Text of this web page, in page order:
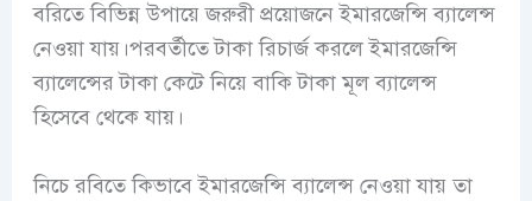
বরিতে বিভিন্ন উপায়ে জরুরী প্রয়োজনে ইমারজেন্সি ব্যালেন্স
নেওয়া যায়।পরবর্তীতে টাকা রিচার্জ করলে ইমারজেন্সি
ব্যালেন্সের টাকা কেটে নিয়ে বাকি টাকা মূল ব্যালেন্স
হিসেবে থেকে যায়।
নিচে রবিতে কিভাবে ইমারজেন্সি ব্যালেন্স নেওয়া যায় তা